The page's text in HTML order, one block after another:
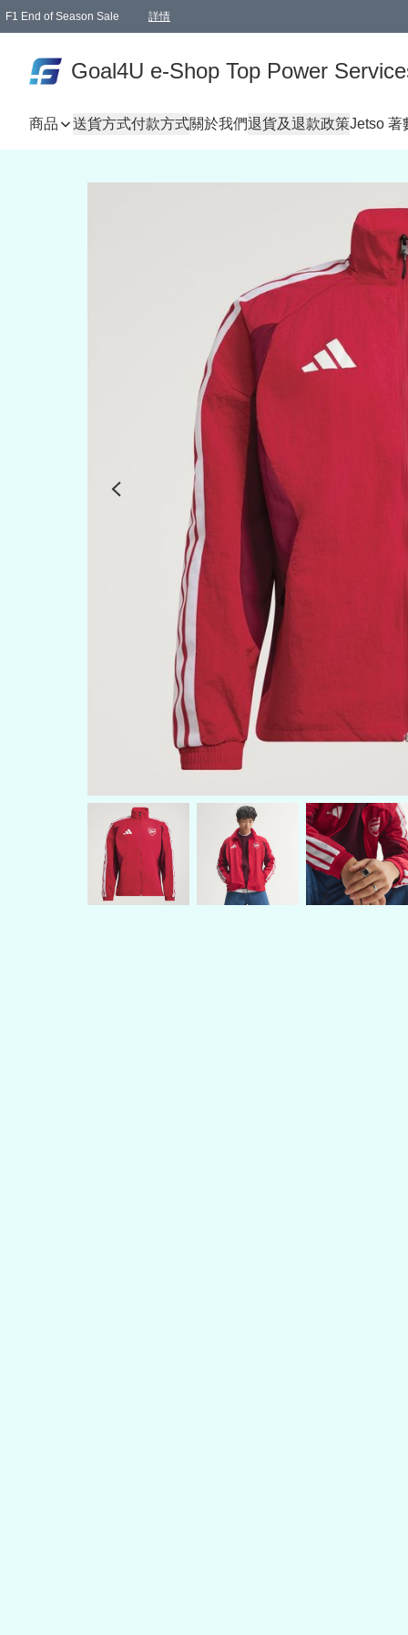
F1 End of Season Sale 詳情
Goal4U e-Shop Top Power
商品 送貨方式付款方式關於我們退貨及退款政策Jetso 著